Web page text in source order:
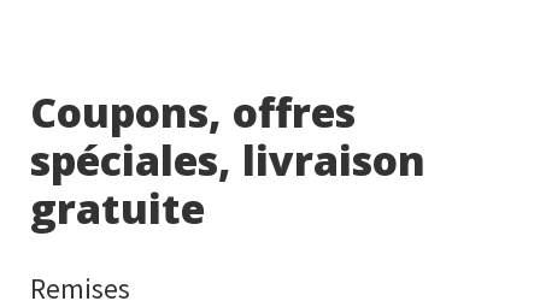
Coupons, offres
spéciales, livraison
gratuite
Remises